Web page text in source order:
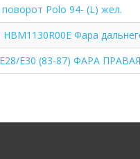
Polo 94- (L) жел.
HBM1130R00E Фара
E30 (83-87) ФАРА